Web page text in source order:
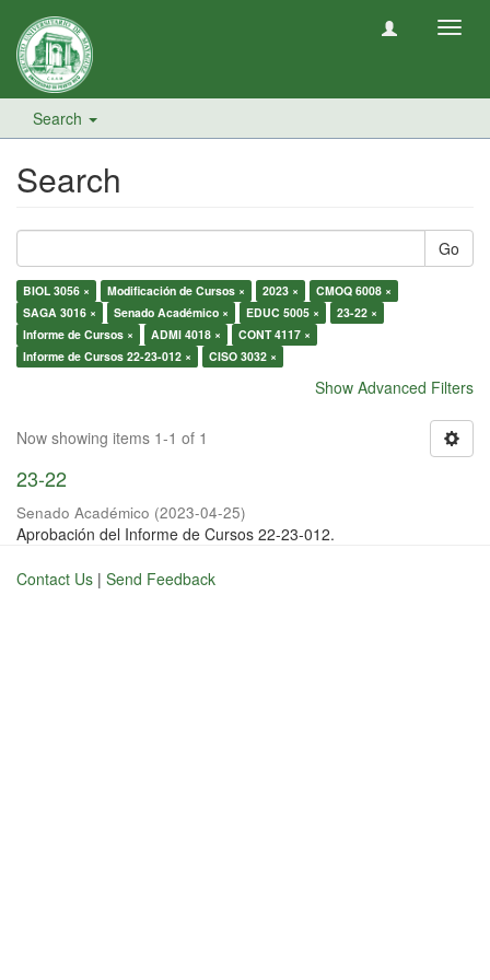
Search
Search
Go
BIOL 3056 × Modificación de Cursos × 2023 ×
CMOQ 6008 ×
SAGA 3016 ×
Senado Académico × EDUC 5005 ×
23-22 ×
Informe de Cursos ×
ADMI 4018 ×
CONT 4117 ×
Informe de Cursos 22-23-012 ×
CISO 3032 ×
Show Advanced Filters
Now showing items 1-1 of 1
23-22
Senado Académico (2023-04-25)
Aprobación del Informe de Cursos 22-23-012.
Contact Us | Send Feedback